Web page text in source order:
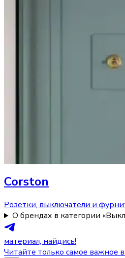
Corston
Розетки, выключатели и
О брендах в категории
материал, найдись!
Читайте только самое важное